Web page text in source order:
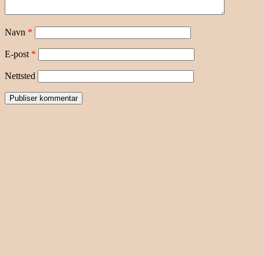
Navn *
E-post *
Nettsted